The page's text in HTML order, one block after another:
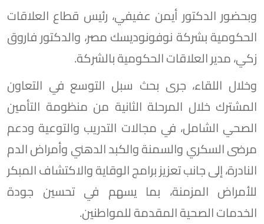
وبحضور الدكتور أيمن عفيفي، رئيس قطاع العلاقات
الحكومية بشركة نوفونوديسك مصر، والدكتور فاروق
زكي، مدير العلاقات الحكومية بالشركة.
وخلال اللقاء، جرى بحث سبل التوسع في التعاون
المشترك خلال المرحلة الثانية من منظومة التأمين
الصحي الشامل، في مجالات التدريب والتوعية ودعم
مرضى السكري والسمنة والكبد الدهني وأمراض الدم
النادرة، إلى جانب تعزيز برامج الوقاية والاكتشاف المبكر
للأمراض المزمنة، بما يسهم في تحسين جودة
الخدمات الصحية المقدمة للمواطنين.